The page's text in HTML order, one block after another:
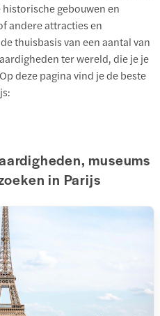
gebouwen en
andere attracties en
thuisbasis van een aantal van
ter wereld, die je je
deze pagina vind je de beste
museums
in Parijs